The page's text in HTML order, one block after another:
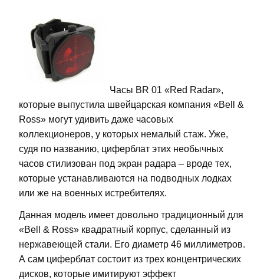
Часы BR 01 «Red Radar»,
которые выпустила швейцарская компания «Bell &
Ross» могут удивить даже часовых
коллекционеров, у которых немалый стаж. Уже,
судя по названию, циферблат этих необычных
часов стилизован под экран радара – вроде тех,
которые устанавливаются на подводных лодках
или же на военных истребителях.
Данная модель имеет довольно традиционный для
«Bell & Ross» квадратный корпус, сделанный из
нержавеющей стали. Его диаметр 46 миллиметров.
А сам циферблат состоит из трех концентрических
дисков, которые имитируют эффект